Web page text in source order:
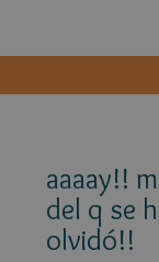
aaaay!!
del q se
olvidó!!